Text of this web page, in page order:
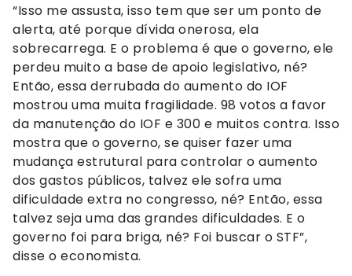
“Isso me assusta, isso tem que ser um ponto de
alerta, até porque dívida onerosa, ela
sobrecarrega. E o problema é que o governo, ele
perdeu muito a base de apoio legislativo, né?
Então, essa derrubada do aumento do IOF
mostrou uma muita fragilidade. 98 votos a favor
da manutenção do IOF e 300 e muitos contra. Isso
mostra que o governo, se quiser fazer uma
mudança estrutural para controlar o aumento
dos gastos públicos, talvez ele sofra uma
dificuldade extra no congresso, né? Então, essa
talvez seja uma das grandes dificuldades. E o
governo foi para briga, né? Foi buscar o STF”,
disse o economista.